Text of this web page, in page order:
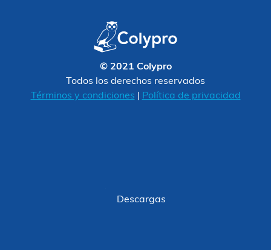
© 2021 Colypro
Todos los derechos reservados
Términos y condiciones
Política de privacidad
Descargas